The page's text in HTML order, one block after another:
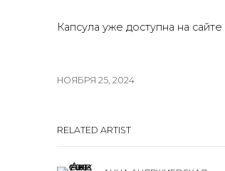
Капсула уже доступна на сайте
НОЯБРЯ 25, 2024
RELATED ARTIST